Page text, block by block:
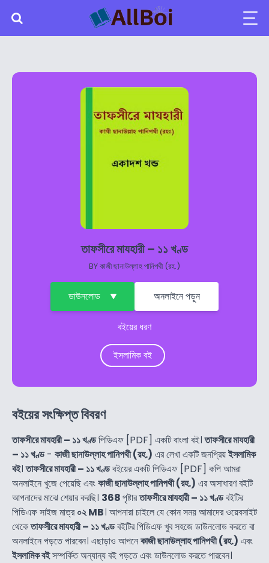
তাফসীরে মাযহারী – ১১ খণ্ড
BYকাজী ছানাউল্লাহ পানিপথী (রহ.)
ডাউনলোড অনলাইনে পড়ুন
বইয়ের ধরণ
ইসলামিক বই
বইয়ের সংক্ষিপ্ত বিবরণ
তাফসীরে মাযহারী – ১১ খণ্ডপিডিএফ [PDF] একটি বাংলা বই।তাফসীরে মাযহারী
– ১১ খণ্ড- কাজী ছানাউল্লাহ পানিপথী (রহ.) এর লেখা একটি জনপ্রিয়ইসলামিক
বই।তাফসীরে মাযহারী – ১১ খণ্ডবইয়ের একটি পিডিএফ [PDF] কপি আমরা
অনলাইনে খুজে পেয়েছি এবংকাজী ছানাউল্লাহ পানিপথী (রহ.) এর অসাধারণ বইটি
আপনাদের মাঝে শেয়ার করছি। 368পৃষ্টারতাফসীরে মাযহারী – ১১ খণ্ডবইটির
পিডিএফ সাইজ মাত্র০২ MB। আপনারা চাইলে যে কোন সময় আমাদের ওয়েবসাইট
থেকেতাফসীরে মাযহারী – ১১ খণ্ডবইটির পিডিএফ খুব সহজে ডাউনলোড করতে বা
অনলাইনে পড়তে পারবেন। এছাড়াও আপনেকাজী ছানাউল্লাহ পানিপথী (রহ.) এবং
ইসলামিক বইসম্পর্কিত অন্যান্য বই পড়তে এবং ডাউনলোড করতে পারবেন।